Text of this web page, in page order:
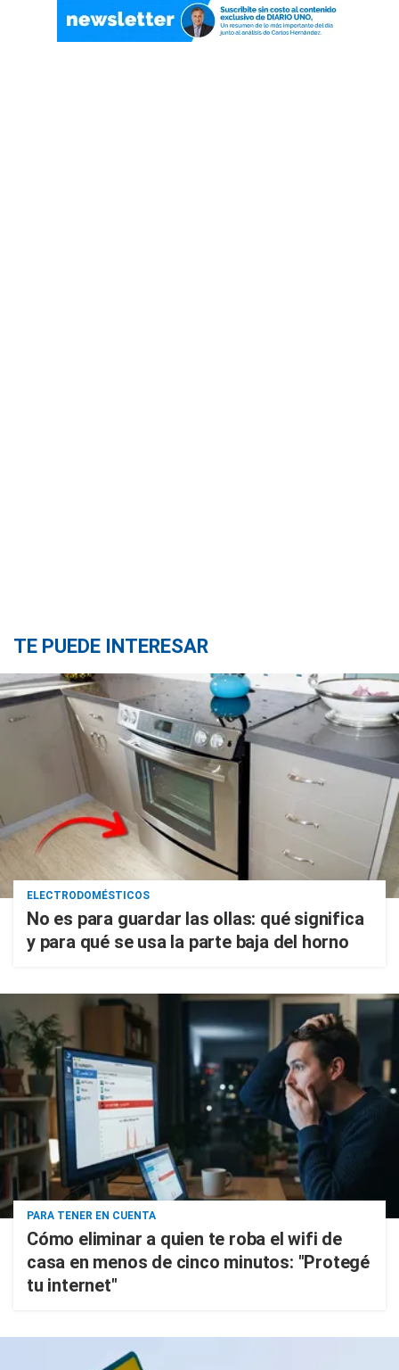
TE PUEDE INTERESAR
ELECTRODOMÉSTICOS
No es para guardar las ollas: qué significa
y para qué se usa la parte baja del horno
PARA TENER EN CUENTA
Cómo eliminar a quien te roba el wifi de
casa en menos de cinco minutos: "Protegé
tu internet"